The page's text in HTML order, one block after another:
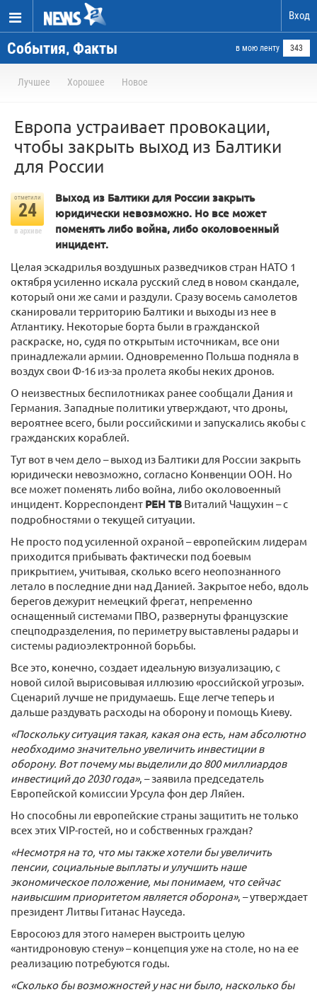
Вход
События, Факты в мою ленту 343
Лучшее Хорошее Новое
Европа устраивает провокации,
чтобы закрыть выход из Балтики
для России
отметили
24
в архиве
Выход из Балтики для России закрыть
юридически невозможно. Но все может
поменять либо война, либо околовоенный
инцидент.
Целая эскадрилья воздушных разведчиков стран НАТО 1
октября усиленно искала русский след в новом скандале,
который они же сами и раздули. Сразу восемь самолетов
сканировали территорию Балтики и выходы из нее в
Атлантику. Некоторые борта были в гражданской
раскраске, но, судя по открытым источникам, все они
принадлежали армии. Одновременно Польша подняла в
воздух свои Ф-16 из-за пролета якобы неких дронов.
О неизвестных беспилотниках ранее сообщали Дания и
Германия. Западные политики утверждают, что дроны,
вероятнее всего, были российскими и запускались якобы с
гражданских кораблей.
Тут вот в чем дело – выход из Балтики для России закрыть
юридически невозможно, согласно Конвенции ООН. Но
все может поменять либо война, либо околовоенный
инцидент. Корреспондент РЕН ТВ Виталий Чащухин – с
подробностями о текущей ситуации.
Не просто под усиленной охраной – европейским лидерам
приходится прибывать фактически под боевым
прикрытием, учитывая, сколько всего неопознанного
летало в последние дни над Данией. Закрытое небо, вдоль
берегов дежурит немецкий фрегат, непременно
оснащенный системами ПВО, развернуты французские
спецподразделения, по периметру выставлены радары и
системы радиоэлектронной борьбы.
Все это, конечно, создает идеальную визуализацию, с
новой силой вырисовывая иллюзию «российской угрозы».
Сценарий лучше не придумаешь. Еще легче теперь и
дальше раздувать расходы на оборону и помощь Киеву.
«Поскольку ситуация такая, какая она есть, нам абсолютно
необходимо значительно увеличить инвестиции в
оборону. Вот почему мы выделили до 800 миллиардов
инвестиций до 2030 года», – заявила председатель
Европейской комиссии Урсула фон дер Ляйен.
Но способны ли европейские страны защитить не только
всех этих VIP-гостей, но и собственных граждан?
«Несмотря на то, что мы также хотели бы увеличить
пенсии, социальные выплаты и улучшить наше
экономическое положение, мы понимаем, что сейчас
наивысшим приоритетом является оборона», – утверждает
президент Литвы Гитанас Науседа.
Евросоюз для этого намерен выстроить целую
«антидроновую стену» – концепция уже на столе, но на ее
реализацию потребуются годы.
«Сколько бы возможностей у нас ни было, насколько бы